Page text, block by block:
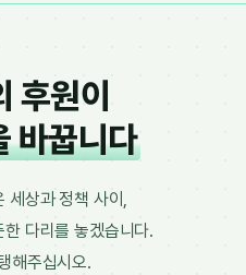
후원이
꿉니다
세상과 정책 사이,
다리를 놓겠습니다.
해주십시오.